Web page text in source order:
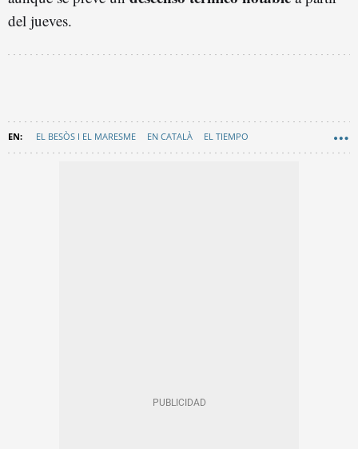
del jueves.
EL BESÒS I EL MARESME EN CATALÀ EL TIEMPO